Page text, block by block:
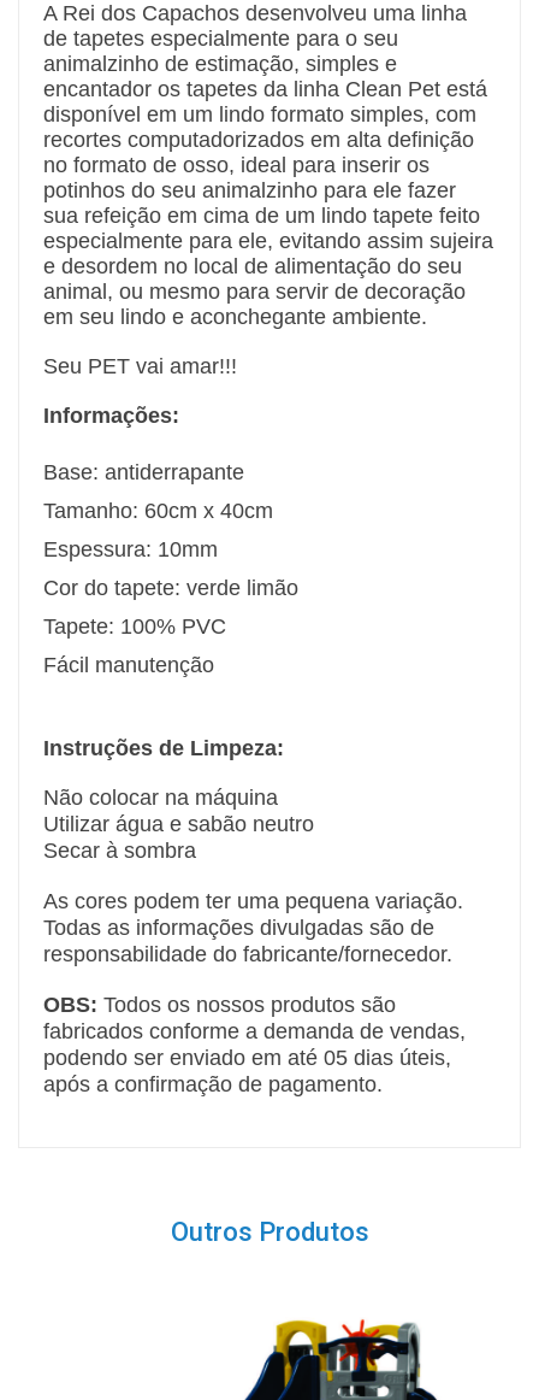
A Rei dos Capachos desenvolveu uma linha
de tapetes especialmente para o seu
animalzinho de estimação, simples e
encantador os tapetes da linha Clean Pet está
disponível em um lindo formato simples, com
recortes computadorizados em alta definição
no formato de osso, ideal para inserir os
potinhos do seu animalzinho para ele fazer
sua refeição em cima de um lindo tapete feito
especialmente para ele, evitando assim sujeira
e desordem no local de alimentação do seu
animal, ou mesmo para servir de decoração
em seu lindo e aconchegante ambiente.
Seu PET vai amar!!!
Informações:
Base: antiderrapante
Tamanho: 60cm x 40cm
Espessura: 10mm
Cor do tapete: verde limão
Tapete: 100% PVC
Fácil manutenção
Instruções de Limpeza:
Não colocar na máquina
Utilizar água e sabão neutro
Secar à sombra
As cores podem ter uma pequena variação.
Todas as informações divulgadas são de
responsabilidade do fabricante/fornecedor.
OBS: Todos os nossos produtos são
fabricados conforme a demanda de vendas,
podendo ser enviado em até 05 dias úteis,
após a confirmação de pagamento.
Outros Produtos